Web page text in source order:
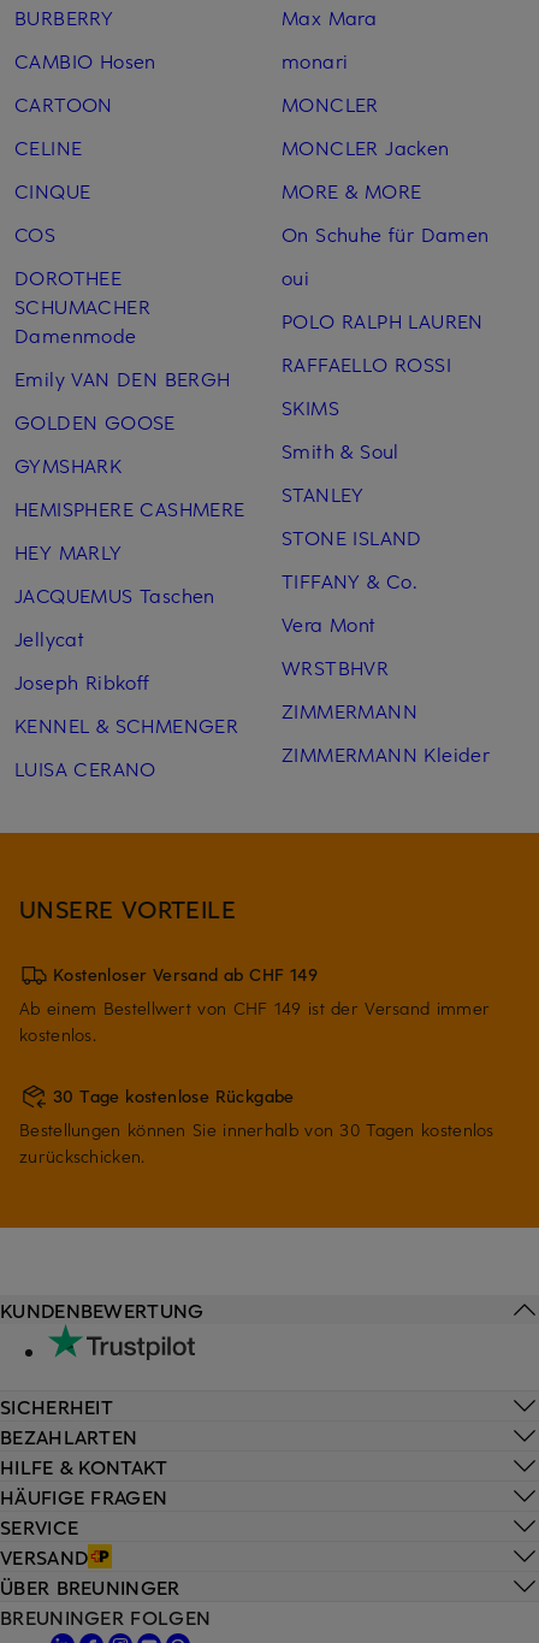
BURBERRY
CAMBIO Hosen
CARTOON
CELINE
CINQUE
COS
DOROTHEE
SCHUMACHER
Damenmode
Emily VAN DEN BERGH
GOLDEN GOOSE
GYMSHARK
HEMISPHERE CASHMERE
HEY MARLY
JACQUEMUS Taschen
Jellycat
Joseph Ribkoff
KENNEL & SCHMENGER
LUISA CERANO
Max Mara
monari
MONCLER
MONCLER Jacken
MORE & MORE
On Schuhe für Damen
oui
POLO RALPH LAUREN
RAFFAELLO ROSSI
SKIMS
Smith & Soul
STANLEY
STONE ISLAND
TIFFANY & Co.
Vera Mont
WRSTBHVR
ZIMMERMANN
ZIMMERMANN Kleider
UNSERE VORTEILE
Kostenloser Versand ab CHF 149
Ab einem Bestellwert von CHF 149 ist der Versand immer
kostenlos.
30 Tage kostenlose Rückgabe
Bestellungen können Sie innerhalb von 30 Tagen kostenlos
zurückschicken.
HILFE & KONTAKT
HÄUFIGE FRAGEN
SERVICE
VERSAND
KUNDENBEWERTUNG
SICHERHEIT
BEZAHLARTEN
ÜBER BREUNINGER
BREUNINGER FOLGEN